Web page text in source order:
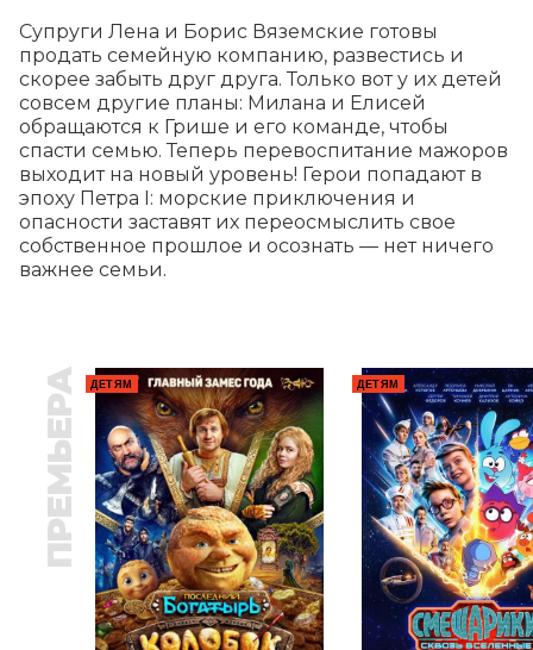
Супруги Лена и Борис Вяземские готовы
продать семейную компанию, развестись и
скорее забыть друг друга. Только вот у их детей
совсем другие планы: Милана и Елисей
обращаются к Грише и его команде, чтобы
спасти семью. Теперь перевоспитание мажоров
выходит на новый уровень! Герои попадают в
эпоху Петра I: морские приключения и
опасности заставят их переосмыслить свое
собственное прошлое и осознать — нет ничего
важнее семьи.
ПРЕМЬЕРА ДЕТЯМ ДЕТЯМ